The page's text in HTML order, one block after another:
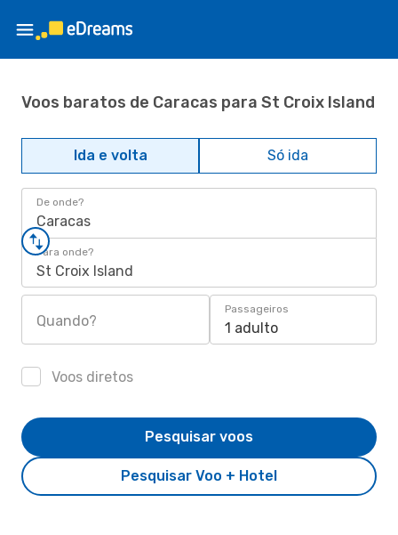
Voos baratos de Caracas para St Croix Island
Ida e volta Só ida
De onde?
Caracas
Para onde?
St Croix Island
Quando?
Passageiros
1 adulto
Voos diretos
Pesquisar Voo + Hotel
Pesquisar voos